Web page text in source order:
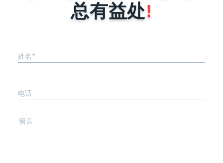
几点。1、小程序的功能确定不同行
总有益处!
姓名*
电话